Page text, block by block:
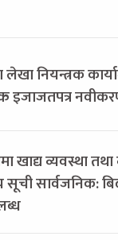
नियन्त्रक
इजाजतपत्र
खाद्य व्यवस्था तथा
सार्वजनिक: